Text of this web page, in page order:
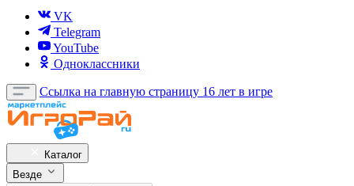
VK
Telegram
YouTube
Одноклассники
Ссылка на главную страницу 16 лет в игре
Каталог
Везде